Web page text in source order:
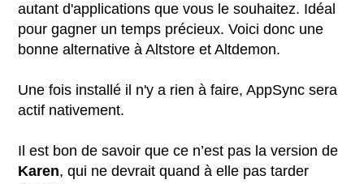
autant d'applications que vous le souhaitez. Idéal
pour gagner un temps précieux. Voici donc une
bonne alternative à Altstore et Altdemon.
Une fois installé il n'y a rien à faire, AppSync sera
actif nativement.
Il est bon de savoir que ce n’est pas la version de
Karen, qui ne devrait quand à elle pas tarder